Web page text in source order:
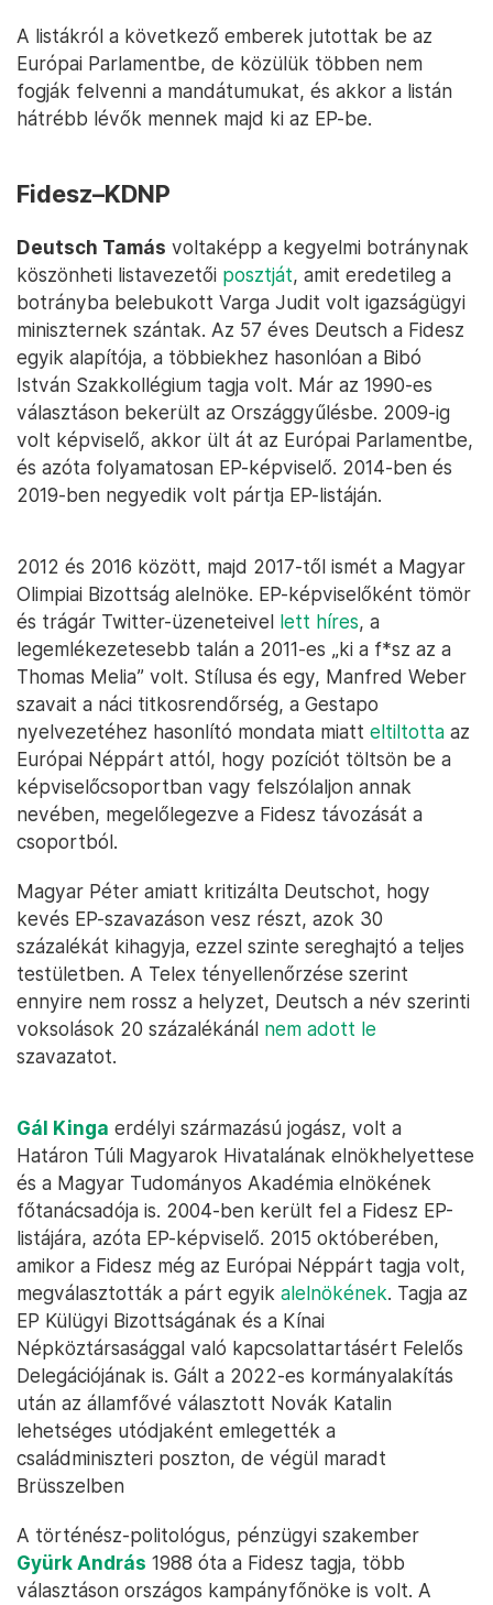
A listákról a következő emberek jutottak be az
Európai Parlamentbe, de közülük többen nem
fogják felvenni a mandátumukat, és akkor a listán
hátrébb lévők mennek majd ki az EP-be.
Fidesz–KDNP
Deutsch Tamás voltaképp a kegyelmi botránynak
köszönheti listavezetői posztját, amit eredetileg a
botrányba belebukott Varga Judit volt igazságügyi
miniszternek szántak. Az 57 éves Deutsch a Fidesz
egyik alapítója, a többiekhez hasonlóan a Bibó
István Szakkollégium tagja volt. Már az 1990-es
választáson bekerült az Országgyűlésbe. 2009-ig
volt képviselő, akkor ült át az Európai Parlamentbe,
és azóta folyamatosan EP-képviselő. 2014-ben és
2019-ben negyedik volt pártja EP-listáján.
2012 és 2016 között, majd 2017-től ismét a Magyar
Olimpiai Bizottság alelnöke. EP-képviselőként tömör
és trágár Twitter-üzeneteivel lett híres, a
legemlékezetesebb talán a 2011-es „ki a f*sz az a
Thomas Melia” volt. Stílusa és egy, Manfred Weber
szavait a náci titkosrendőrség, a Gestapo
nyelvezetéhez hasonlító mondata miatt eltiltotta az
Európai Néppárt attól, hogy pozíciót töltsön be a
képviselőcsoportban vagy felszólaljon annak
nevében, megelőlegezve a Fidesz távozását a
csoportból.
Magyar Péter amiatt kritizálta Deutschot, hogy
kevés EP-szavazáson vesz részt, azok 30
százalékát kihagyja, ezzel szinte sereghajtó a teljes
testületben. A Telex tényellenőrzése szerint
ennyire nem rossz a helyzet, Deutsch a név szerinti
voksolások 20 százalékánál nem adott le
szavazatot.
Gál Kinga erdélyi származású jogász, volt a
Határon Túli Magyarok Hivatalának elnökhelyettese
és a Magyar Tudományos Akadémia elnökének
főtanácsadója is. 2004-ben került fel a Fidesz EP-
listájára, azóta EP-képviselő. 2015 októberében,
amikor a Fidesz még az Európai Néppárt tagja volt,
megválasztották a párt egyik alelnökének. Tagja az
EP Külügyi Bizottságának és a Kínai
Népköztársasággal való kapcsolattartásért Felelős
Delegációjának is. Gált a 2022-es kormányalakítás
után az államfővé választott Novák Katalin
lehetséges utódjaként emlegették a
családminiszteri poszton, de végül maradt
Brüsszelben
A történész-politológus, pénzügyi szakember
Gyürk András 1988 óta a Fidesz tagja, több
választáson országos kampányfőnöke is volt. A